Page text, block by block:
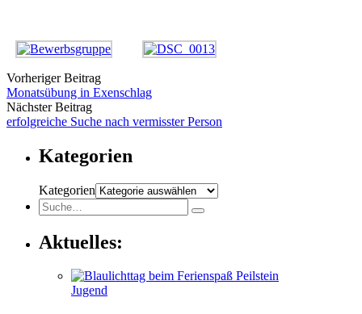
Vorheriger Beitrag
Monatsübung in Exenschlag
Nächster Beitrag
erfolgreiche Suche nach vermisster Person
Kategorien
Kategorien
Aktuelles:
Jugend